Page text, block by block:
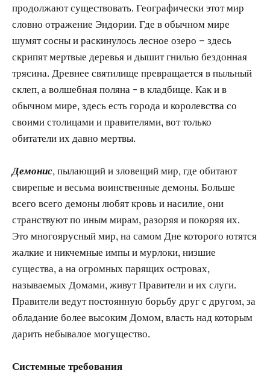
продолжают существовать. Географически этот мир
словно отражение Эндории. Где в обычном мире
шумят сосны и раскинулось лесное озеро – здесь
скрипят мертвые деревья и дышит гнилью бездонная
трясина. Древнее святилище превращается в пыльный
склеп, а волшебная поляна - в кладбище. Как и в
обычном мире, здесь есть города и королевства со
своими столицами и правителями, вот только
обитатели их давно мертвы.
Демонис, пылающий и зловещий мир, где обитают
свирепые и весьма воинственные демоны. Больше
всего всего демоны любят кровь и насилие, они
странствуют по иным мирам, разоряя и покоряя их.
Это многоярусный мир, на самом Дне которого ютятся
жалкие и никчемные импы и мурлоки, низшие
существа, а на огромных парящих островах,
называемых Домами, живут Правители и их слуги.
Правители ведут постоянную борьбу друг с другом, за
обладание более высоким Домом, власть над которым
дарить небывалое могущество.
Системные требования